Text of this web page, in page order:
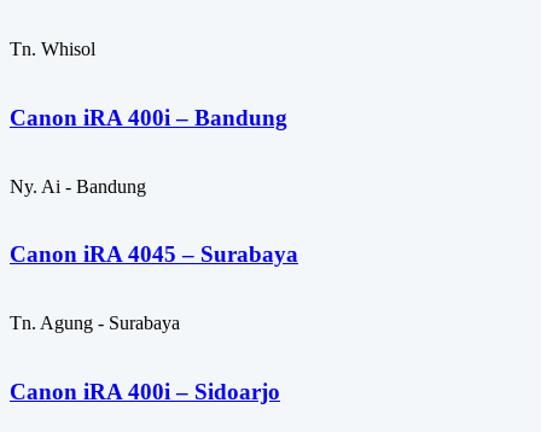
Tn. Whisol
Canon iRA 400i – Bandung
Ny. Ai - Bandung
Canon iRA 4045 – Surabaya
Tn. Agung - Surabaya
Canon iRA 400i – Sidoarjo